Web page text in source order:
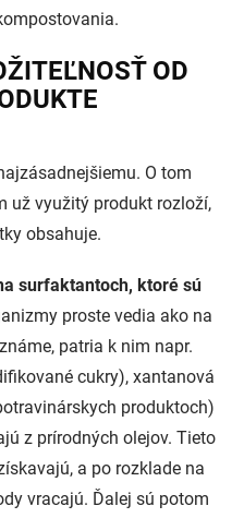
OD
O tom
už využitý produkt rozloží,
obsahuje.
surfaktantoch, ktoré sú
proste vedia ako na
patria k nim napr.
cukry), xantanová
produktoch)
z prírodných olejov. Tieto
a po rozklade na
vracajú. Ďalej sú potom